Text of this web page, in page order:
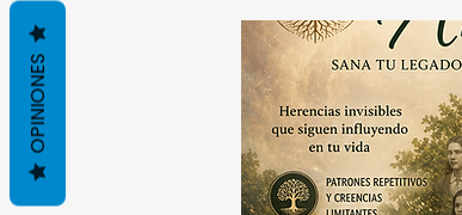
OPINIONES